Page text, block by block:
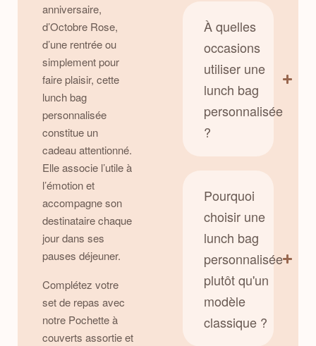
anniversaire,
d’Octobre Rose,
d’une rentrée ou
simplement pour
faire plaisir, cette
lunch bag
personnalisée
constitue un
cadeau attentionné.
Elle associe l’utile à
l’émotion et
accompagne son
destinataire chaque
jour dans ses
pauses déjeuner.
Complétez votre
set de repas avec
notre Pochette à
couverts assortie et
À quelles
occasions
utiliser une
lunch bag
personnalisée
?
Pourquoi
choisir une
lunch bag
personnalisée
plutôt qu'un
modèle
classique ?